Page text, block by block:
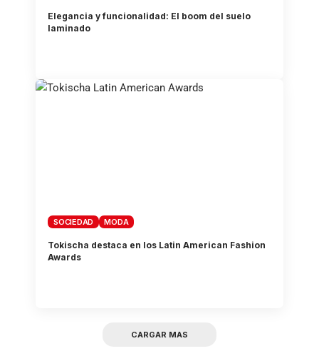
Elegancia y funcionalidad: El boom del suelo
laminado
SOCIEDAD MODA
Tokischa destaca en los Latin American Fashion
Awards
CARGAR MAS